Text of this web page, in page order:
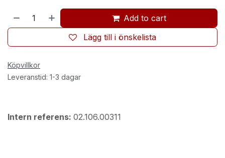
Add to cart
Lägg till i önskelista
Köpvillkor
Leveranstid: 1-3 dagar
Intern referens: 02.106.00311